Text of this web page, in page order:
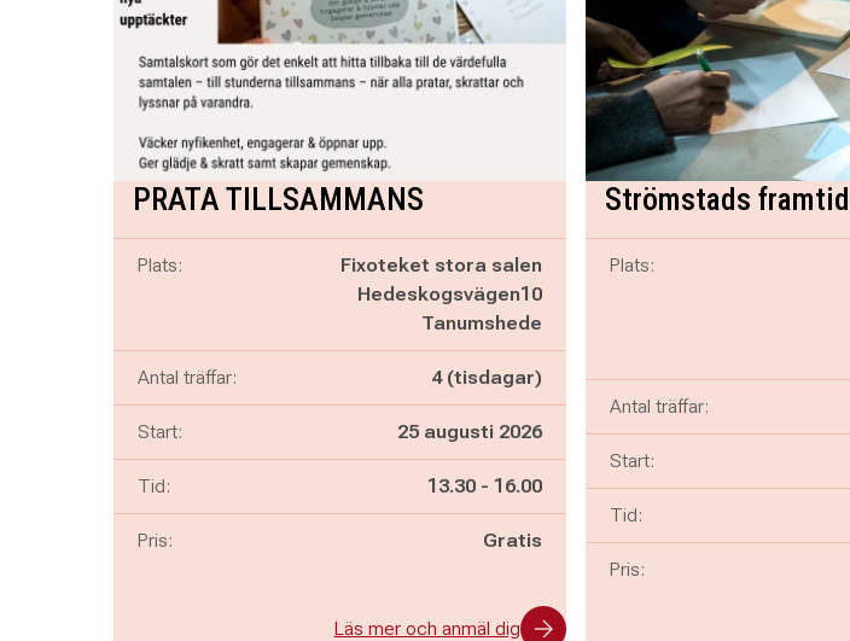
PRATA TILLSAMMANS
Plats:
Fixoteket stora salen
Hedeskogsvägen10
Tanumshede
Antal träffar: 4 (tisdagar)
Start: 25 augusti 2026
Tid: Pågår mellan
13.30 - och
16.00
Pris: Gratis
Läs mer och anmäl dig
Strömstads framtid
Plats:
Antal träffar:
Start:
Tid:
Pris: